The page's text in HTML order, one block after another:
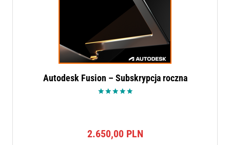
Autodesk Fusion – Subskrypcja roczna
2.650,00 PLN